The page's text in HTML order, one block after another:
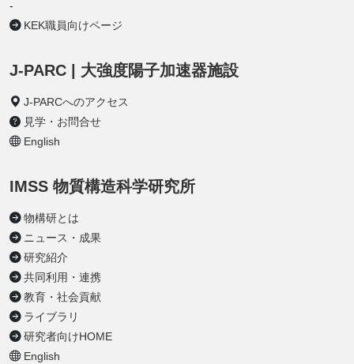
-
KEK職員向けページ
J-PARC | 大強度陽子加速器施設
J-PARCへのアクセス
見学・お問合せ
English
IMSS 物質構造科学研究所
物構研とは
ニュース・成果
研究紹介
共同利用・連携
教育・社会貢献
ライブラリ
研究者向けHOME
English